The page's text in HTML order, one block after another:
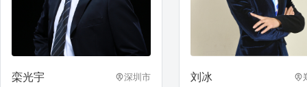
栾光宇 深圳市 刘冰